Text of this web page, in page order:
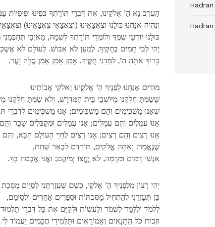
,הַעֲרֶב נָא הַ’ אֱלֹקֵינוּ, אֶת דִּבְרֵי תּוֹרָתְךָ בְּפִינוּ וּפִיפִיּוֹת
,וְנִהְיֶה אֲנַחְנוּ כּוּלָנוּ וְצֶאֱצָאֵינוּ (וְצֶאֱצָאֵי צֶאֱצָאֵינוּ)
.כּוּלָנוּ יוֹדְעֵי שְׁמֶךָ וְלוֹמְדֵי תּוֹרָתְךָ לִשְׁמָהּ, מֵאֹיְבַי
.יְהִי לִבִּי תָמִים בְּחֻקֶּיךָ, לְמַעַן לֹא אֵבוֹשׁ. לְעוֹלָם לֹא
.בָּרוּךְ אַתָּה הַ’, לַמֽדֵנִי חֻקֶּיךָ. אָמֵן אָמֵן אָמֵן סֶלָה וָעֶד
מוֹדִים אֲנַחְנוּ לְּפָנֶיךָ הַ’ אֱלֹקֵינוּ וֵאלֹקֵי אֲבוֹתֵינוּ
.שֶׁשַּׂמְתָּ חֶלְקֵנוּ מִיּוֹשְׁבֵי בֵּית הַמִּדְרָשׁ, וְלֹא שַׂמְתָּ חֶלְקֵנוּ
.שֶׁאָנוּ מַשְׁכִּימִים וְהֵם מַשְׁכִּימִים; אָנוּ מַשְׁכִּימִים לְדִבְרֵי
.אָנוּ עֲמֵלִים וְהֵם עֲמֵלִים; אָנוּ עֲמֵלִים וּמְקַבְּלִים שָׂכָר
.אָנוּ רָצִים וְהֵם רָצִים; אָנוּ רָצִים לְחַיֵּי הָעוֹלָם הַבָּא,
,שֶׁנֶּאֱמַר: וְאַתָּה אֱלֹקִים, תּוֹרִדֵם לִבְאֵר שַׁחַת
.אַנְשֵׁי דָמִים וּמִרְמָה, לֹא יֶחֱצוּ יְמֵיהֶם; וַאֲנִי אֶבְטַח בָּךְ
[יְהִי רָצוֹן מִלְּפָנֶיךָ הַ’ אֱלֹקַי, כְּשֵׁם שֶׁעֲזַרֽתַּנִי לְסַיֵים
,כֵּן תּֽעַזְרֵנִי לְהַתְחִיל מַסֶּכְתּוֹת וּסֽפָרִים אַחֵרִים וּלְסַיְּמָם
.לִלְמֹד וּלְלַמֵּד לִשְׁמֹר וְלַעֲשׂוֹת וּלְקַיֵּם אֶת כָּל דִּבְרֵי
וּזְכוּת כֹּל הַתָנָאִים וְאָמוֹרָאִים וּתַּלְמִידֵי חֲכָמִים יַעֲמוֹד לִי